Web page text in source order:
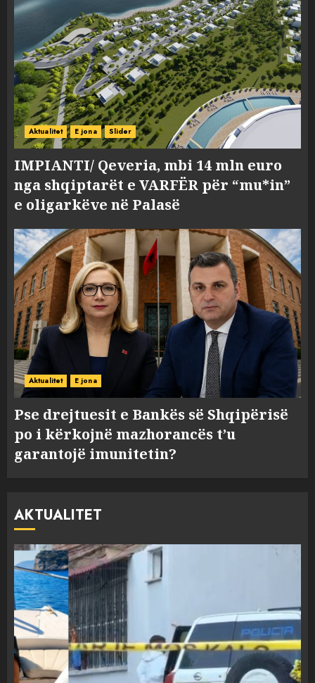
Aktualitet E jona Slider
IMPIANTI/ Qeveria, mbi 14 mln euro
nga shqiptarët e VARFËR për “mu*in”
e oligarkëve në Palasë
Aktualitet E jona
Pse drejtuesit e Bankës së Shqipërisë
po i kërkojnë mazhorancës t’u
garantojë imunitetin?
AKTUALITET